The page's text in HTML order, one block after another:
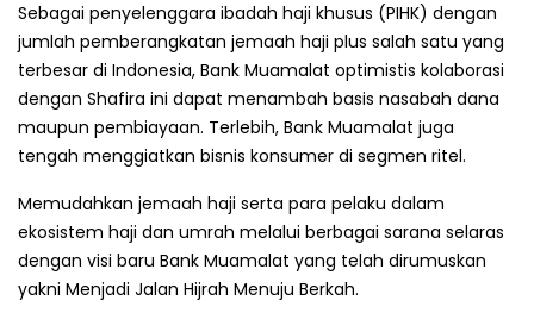
Sebagai penyelenggara ibadah haji khusus (PIHK) dengan
jumlah pemberangkatan jemaah haji plus salah satu yang
terbesar di Indonesia, Bank Muamalat optimistis kolaborasi
dengan Shafira ini dapat menambah basis nasabah dana
maupun pembiayaan. Terlebih, Bank Muamalat juga
tengah menggiatkan bisnis konsumer di segmen ritel.
Memudahkan jemaah haji serta para pelaku dalam
ekosistem haji dan umrah melalui berbagai sarana selaras
dengan visi baru Bank Muamalat yang telah dirumuskan
yakni Menjadi Jalan Hijrah Menuju Berkah.